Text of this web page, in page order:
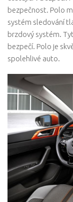
bezpečnost. Polo
systém sledování
brzdový systém.
bezpečí. Polo je
spolehlivé auto.